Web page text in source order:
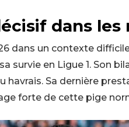
dans les
dans un contexte
survie en Ligue 1. Son
havrais. Sa dernière
forte de cette pige